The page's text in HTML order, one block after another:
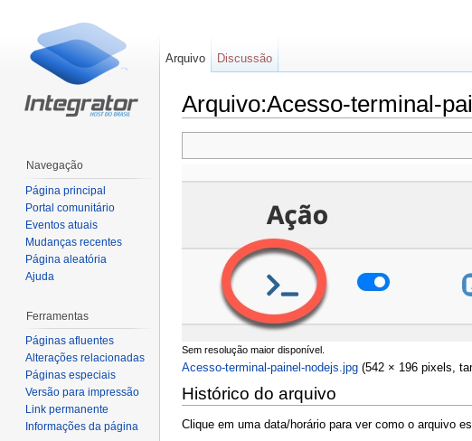
Arquivo:Acesso-terminal-
Sem resolução maior disponível.
Acesso-terminal-painel-nodejs.jpg (542 × 196 pixels,
Histórico do arquivo
Clique em uma data/horário para ver como o arquivo
Arquivo Discussão
Navegação
Página principal
Portal comunitário
Eventos atuais
Mudanças recentes
Página aleatória
Ajuda
Ferramentas
Páginas afluentes
Alterações relacionadas
Páginas especiais
Versão para impressão
Link permanente
Informações da página